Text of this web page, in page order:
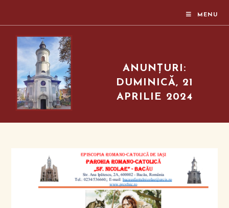
MENU
ANUNȚURI:
DUMINICĂ, 21
APRILIE 2024